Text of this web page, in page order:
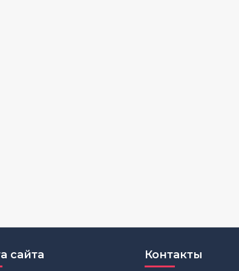
сайта Контакты